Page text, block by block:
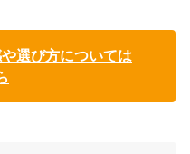
選び方については